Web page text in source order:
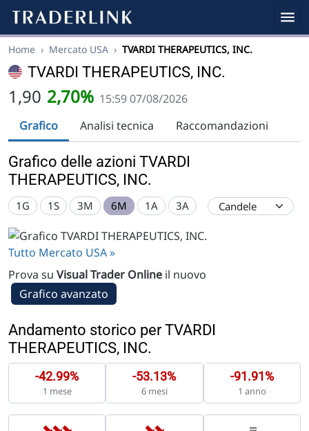
Home › Mercato USA › TVARDI THERAPEUTICS, INC.
TVARDI THERAPEUTICS, INC.
1,90 2,70% 15:59 07/08/2026
Grafico
Analisi tecnica Raccomandazioni
Grafico delle azioni TVARDI
THERAPEUTICS, INC.
1G 1S 3M 6M 1A 3A
Tutto Mercato USA »
Prova su Visual Trader Online il nuovo
Grafico avanzato
Andamento storico per TVARDI
THERAPEUTICS, INC.
-42.99%
1 mese
-53.13%
6 mesi
-91.91%
1 anno